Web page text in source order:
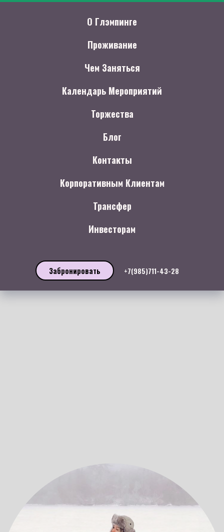
О Глэмпинге
Проживание
Чем Заняться
Календарь Мероприятий
Торжества
Блог
Контакты
Корпоративным Клиентам
Трансфер
Инвесторам
Забронировать +7(985)711-43-28